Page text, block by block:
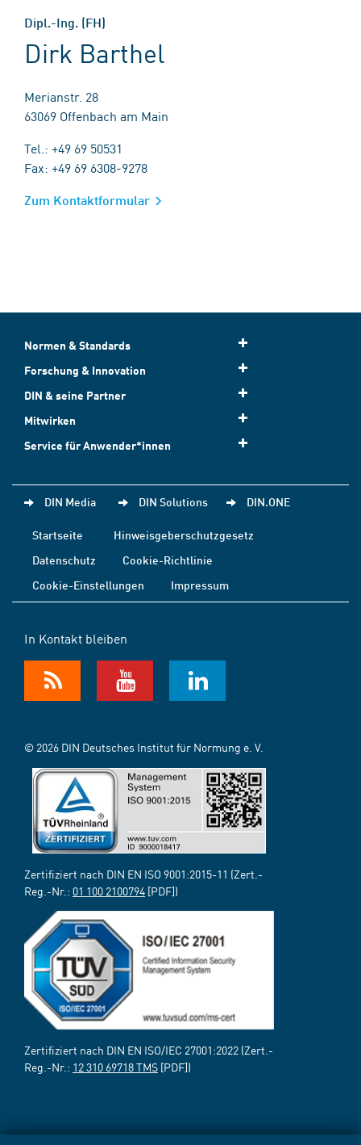
Dipl.-Ing. (FH)
Dirk Barthel
Merianstr. 28
63069 Offenbach am Main
Tel.: +49 69 50531
Fax: +49 69 6308-9278
Zum Kontaktformular
Normen & Standards
Forschung & Innovation
DIN & seine Partner
Mitwirken
Service für Anwender*innen
DIN Media DIN Solutions DIN.ONE
Startseite
Hinweisgeberschutzgesetz
Datenschutz
Cookie-Richtlinie
Cookie-Einstellungen
Impressum
In Kontakt bleiben
© 2026 DIN Deutsches Institut für Normung e. V.
Zertifiziert nach DIN EN ISO 9001:2015-11 (Zert.-
Reg.-Nr.: 01 100 2100794 [PDF])
Zertifiziert nach DIN EN ISO/IEC 27001:2022 (Zert.-
Reg.-Nr.: 12 310 69718 TMS [PDF])